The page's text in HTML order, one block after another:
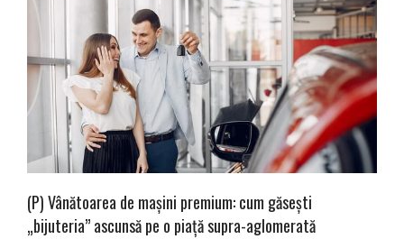
(P) Vânătoarea de mașini premium: cum găsești
„bijuteria” ascunsă pe o piață supra-aglomerată